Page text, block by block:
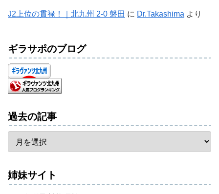
J2上位の貫禄！｜北九州 2-0 磐田 に Dr.Takashima より
ギラサポのブログ
過去の記事
姉妹サイト